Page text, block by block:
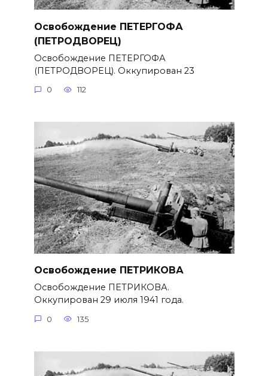
Освобождение ПЕТЕРГОФА
(ПЕТРОДВОРЕЦ)
Освобождение ПЕТЕРГОФА
(ПЕТРОДВОРЕЦ). Оккупирован 23
0 112
Освобождение ПЕТРИКОВА
Освобождение ПЕТРИКОВА.
Оккупирован 29 июля 1941 года.
0 135